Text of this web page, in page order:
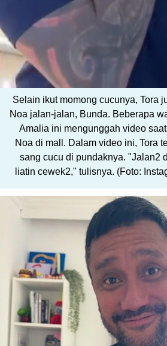
Selain ikut momong cucunya, Tora
Noa jalan-jalan, Bunda. Beberapa
Amalia ini mengunggah video
Noa di mall. Dalam video ini, Tora
sang cucu di pundaknya. "Jalan2
liatin cewek2," tulisnya. (Foto: